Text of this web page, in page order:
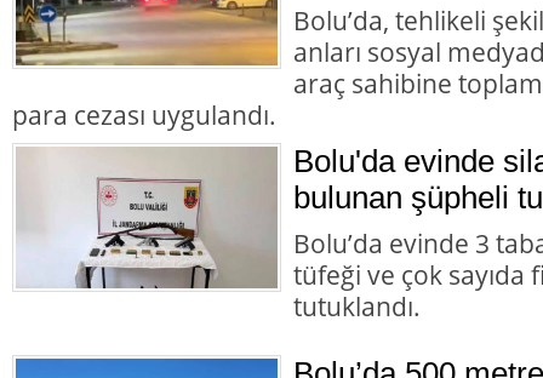
Bolu’da, tehlikeli
anları sosyal
araç sahibine
para cezası uygulandı.
Bolu'da evinde
bulunan şüpheli
Bolu’da evinde 3
tüfeği ve çok
tutuklandı.